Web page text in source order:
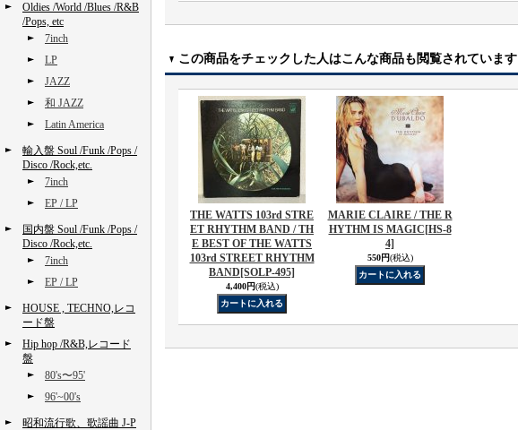
Oldies /World /Blues /R&B
/Pops, etc
7inch
LP
JAZZ
和 JAZZ
Latin America
輸入盤 Soul /Funk /Pops /
Disco /Rock,etc.
7inch
EP / LP
国内盤 Soul /Funk /Pops /
Disco /Rock,etc.
7inch
EP / LP
HOUSE , TECHNO,レコ
ード盤
Hip hop /R&B,レコード
盤
80's〜95'
96'~00's
昭和流行歌、歌謡曲 J-P
この商品をチェックした人はこんな商品も閲覧されています
THE WATTS 103rd STRE
ET RHYTHM BAND / TH
E BEST OF THE WATTS
103rd STREET RHYTHM
BAND [SOLP-495]
4,400円(税込)
MARIE CLAIRE / THE R
HYTHM IS MAGIC [HS-8
4]
550円(税込)